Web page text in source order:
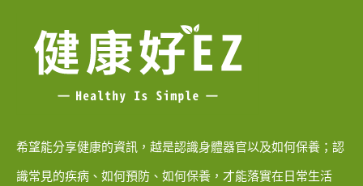
希望能分享健康的資訊，越是認識身體器官以及如何保養；認
識常見的疾病、如何預防、如何保養，才能落實在日常生活